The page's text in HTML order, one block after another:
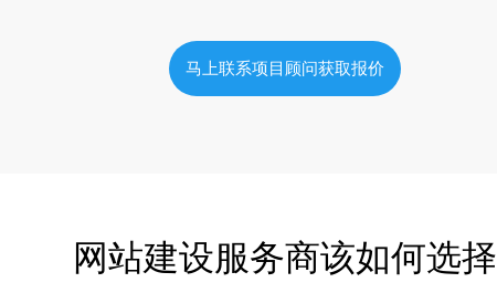
马上联系项目顾问获取报价
网站建设服务商该如何选择